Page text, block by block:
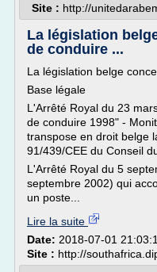
Site : http://
La législation
de conduire ...
La législation belge
Base légale
L'Arrêté Royal du 23
de conduire 1998" -
transpose en droit belge
91/439/CEE du Conseil
L'Arrêté Royal du 5
septembre 2002) qui
un poste...
Lire la suite
Date: 2018-07-01
Site : http://